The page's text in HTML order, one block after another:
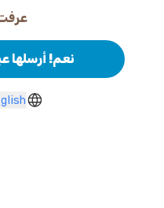
نعم! أرسلها